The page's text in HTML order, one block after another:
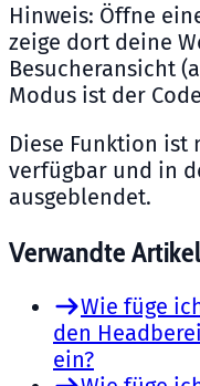
Hinweis: Öffne
zeige dort deine
Besucheransicht
Modus ist der
Diese Funktion ist
verfügbar und in
ausgeblendet.
Verwandte Artikel
Wie füge
den
ein?